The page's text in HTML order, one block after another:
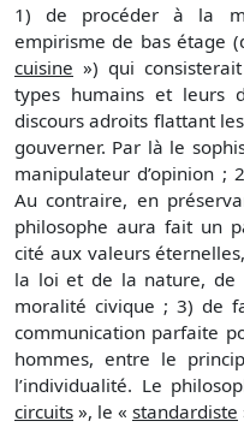
1) de procéder à la
empirisme de bas étage
cuisine ») qui
types humains et leurs
discours adroits flattant
gouverner. Par là le
manipulateur d’opinion ;
Au contraire, en
philosophe aura fait un
cité aux valeurs
la loi et de la nature, de
moralité civique ; 3) de
communication parfaite
hommes, entre le
l’individualité. Le
circuits », le « standardiste